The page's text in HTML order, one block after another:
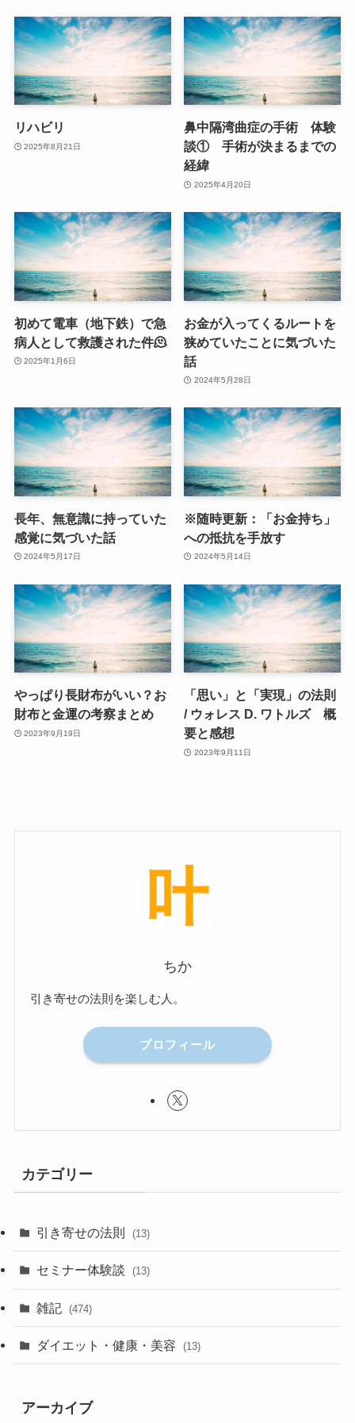
リハビリ
2025年8月21日
鼻中隔湾曲症の手術 体験
談① 手術が決まるまでの
経緯
2025年4月20日
初めて電車（地下鉄）で急
病人として救護された件🫠
2025年1月6日
お金が入ってくるルートを
狭めていたことに気づいた
話
2024年5月28日
長年、無意識に持っていた
感覚に気づいた話
2024年5月17日
※随時更新：「お金持ち」
への抵抗を手放す
2024年5月14日
やっぱり長財布がいい？お
財布と金運の考察まとめ
2023年9月19日
「思い」と「実現」の法則
/ ウォレス D. ワトルズ 概
要と感想
2023年9月11日
ちか
引き寄せの法則を楽しむ人。
プロフィール
カテゴリー
引き寄せの法則 (13)
セミナー体験談 (13)
雑記 (474)
ダイエット・健康・美容 (13)
アーカイブ